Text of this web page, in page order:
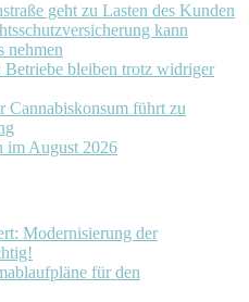
geht zu Lasten des Kunden
kann
nehmen
bleiben trotz widriger
Cannabiskonsum führt zu
im August 2026
Modernisierung der
für den